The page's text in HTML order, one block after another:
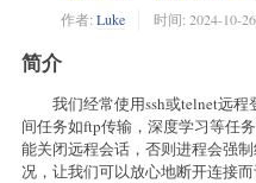
作者: Luke 时间: 2024-10-26
简介
我们经常使用ssh或telnet远程
间任务如ftp传输，深度学习等任
能关闭远程会话，否则进程会强
况，让我们可以放心地断开连接